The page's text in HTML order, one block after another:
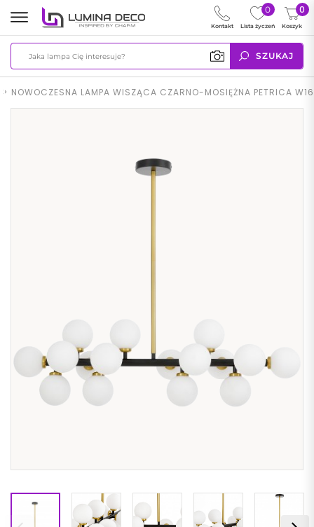
SZUKAJ
0
Koszyk
0
Lista życzeń
Kontakt
> NOWOCZESNA LAMPA WISZĄCA CZARNO-MOSIĘŻNA PETRICA W16